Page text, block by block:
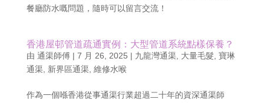
餐廳防水嘅問題，隨時可以留言交流！
香港屋邨管道疏通實例：大型管道系統點樣保養？
由 通渠師傅| 7 月 26, 2025 | 九龍灣通渠, 大量毛髮 寶琳
通渠, 新界區通渠, 維修水喉
作為一個喺香港從事通渠行業超過二十年的資深通渠師